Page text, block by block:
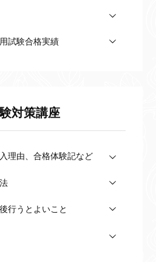
試験合格実績
対策講座
理由、合格体験記など
行うとよいこと